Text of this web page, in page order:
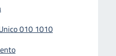
010 1010